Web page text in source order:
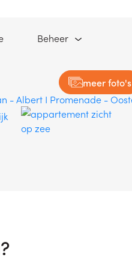
(Vastgoed Spanje)
Beheer
meer foto's